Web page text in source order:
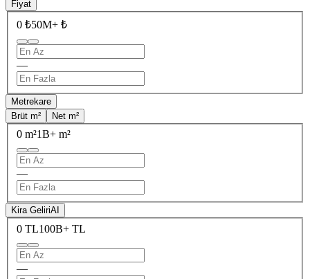
Fiyat
0 ₺50M+ ₺
—
Metrekare
Brüt m²
Net m²
0 m²1B+ m²
—
Kira GeliriAI
0 TL100B+ TL
—